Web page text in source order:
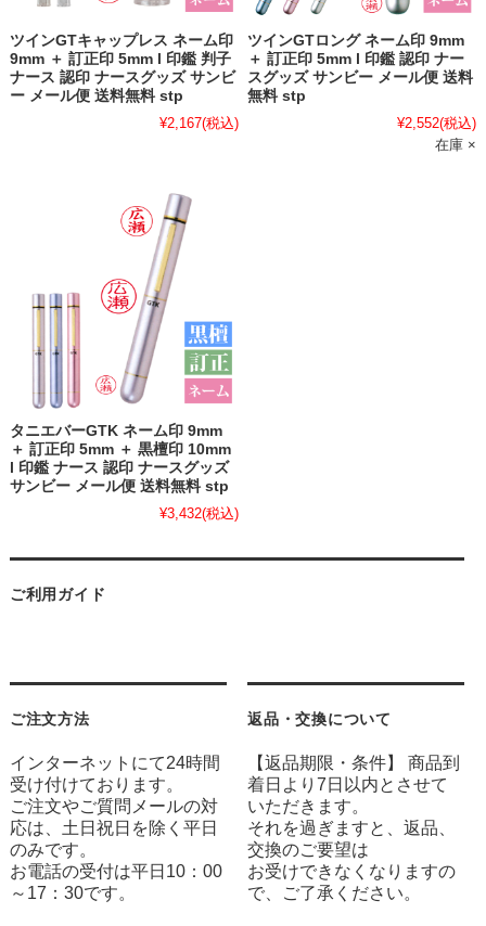
ツインGTキャップレス ネーム印
9mm ＋ 訂正印 5mm l 印鑑 判子
ナース 認印 ナースグッズ サンビ
ー メール便 送料無料 stp
¥2,167(税込)
ツインGTロング ネーム印 9mm
＋ 訂正印 5mm l 印鑑 認印 ナー
スグッズ サンビー メール便 送料
無料 stp
¥2,552(税込)
在庫 ×
タニエバーGTK ネーム印 9mm
＋ 訂正印 5mm ＋ 黒檀印 10mm
l 印鑑 ナース 認印 ナースグッズ
サンビー メール便 送料無料 stp
¥3,432(税込)
ご利用ガイド
ご注文方法
インターネットにて24時間
受け付けております。
ご注文やご質問メールの対
応は、土日祝日を除く平日
のみです。
お電話の受付は平日10：00
～17：30です。
返品・交換について
【返品期限・条件】 商品到
着日より7日以内とさせて
いただきます。
それを過ぎますと、返品、
交換のご要望は
お受けできなくなりますの
で、ご了承ください。